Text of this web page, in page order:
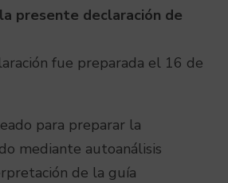
presente declaración de
fue preparada el 16 de
para preparar la
mediante autoanálisis
de la guía